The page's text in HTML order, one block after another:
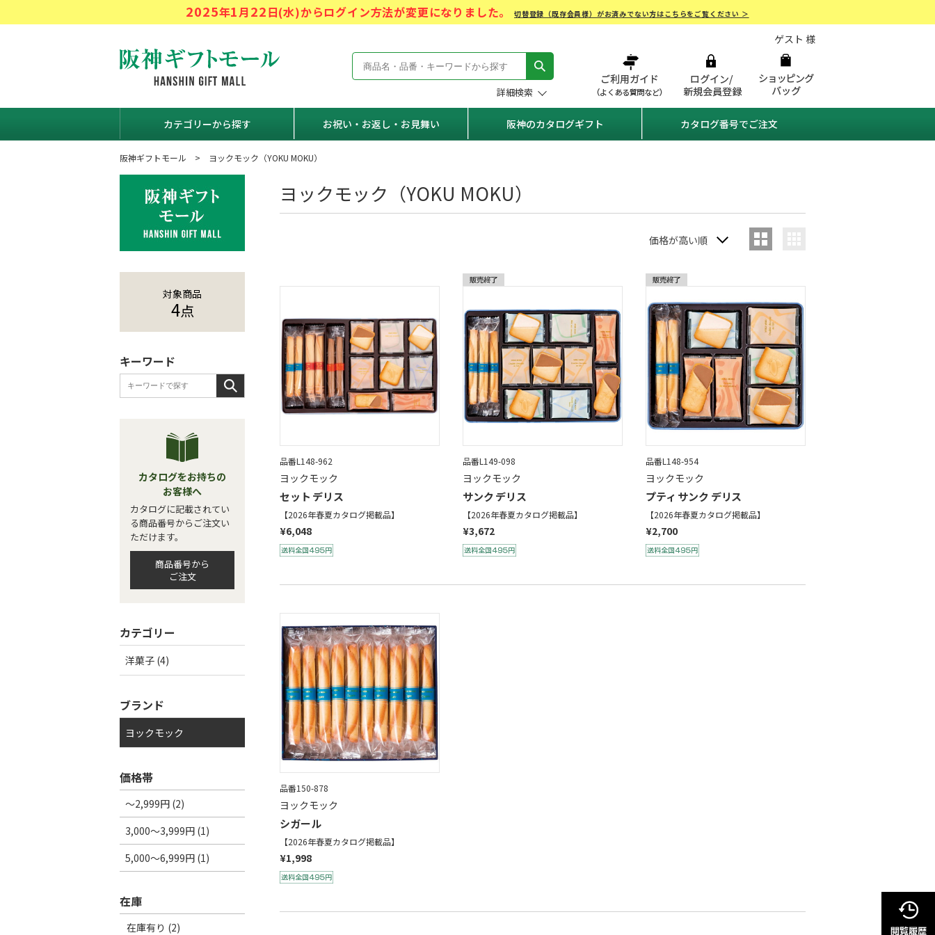
2025年1月22日(水)からログイン方法が変更になりました。切替登録（既存会員様）がお済みでない方はこちらをご覧ください ＞
阪神ギフトモール Hanshin Gift Mall
詳細検索
ゲスト 様
カテゴリーから探す お祝い・お返し・お見舞い 阪神のカタログギフト カタログ番号でご注文
阪神ギフトモール ヨックモック（YOKU MOKU）
ヨックモック（YOKU MOKU）
価格が高い順
品番L148-962
ヨックモック
セット デリス
【2026年春夏カタログ掲載品】
¥6,048
品番L149-098
ヨックモック
サンク デリス
【2026年春夏カタログ掲載品】
¥3,672
品番L148-954
ヨックモック
プティ サンク デリス
【2026年春夏カタログ掲載品】
¥2,700
品番150-878
ヨックモック
シガール
【2026年春夏カタログ掲載品】
¥1,998
対象商品
4点
キーワード
カタログをお持ちの
お客様へ
カタログに記載されてい
る商品番号からご注文い
ただけます。
商品番号から
ご注文
カテゴリー
洋菓子 (4)
ブランド
ヨックモック
価格帯
～2,999円 (2)
3,000～3,999円 (1)
5,000～6,999円 (1)
在庫
在庫有り (2)